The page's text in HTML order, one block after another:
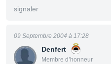
signaler
Denfert
Membre d’honneur
09 Septembre 2004 à 17:28